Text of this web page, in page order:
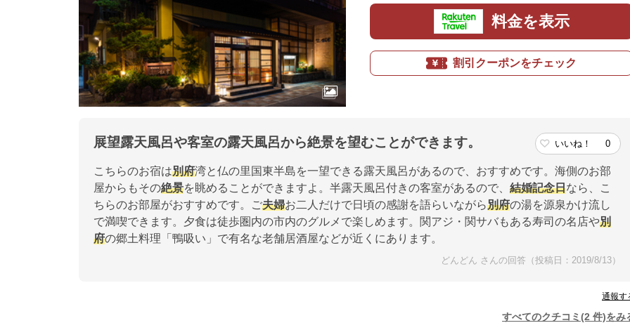
料金を表示
割引クーポンをチェック
展望露天風呂や客室の露天風呂から絶景を望むことができます。 いいね！ 0
こちらのお宿は別府湾と仏の里国東半島を一望できる露天風呂があるので、おすすめです。海側のお部
屋からもその絶景を眺めることができますよ。半露天風呂付きの客室があるので、 結婚記念日なら、こ
ちらのお部屋がおすすめです。ご夫婦お二人だけで日頃の感謝を語らいながら別府の湯を源泉かけ流し
で満喫できます。夕食は徒歩圏内の市内のグルメで楽しめます。関アジ・関サバもある寿司の名店や別
府の郷土料理「鴨吸い」で有名な老舗居酒屋などが近くにあります。
どんどん さんの回答（投稿日：2019/8/13）
通報す
すべてのクチコミ(2 件)をみ